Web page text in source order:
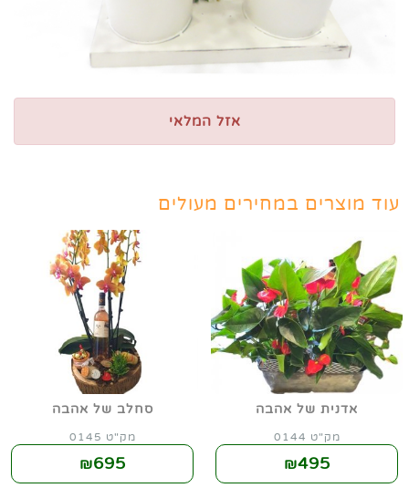
אזל המלאי
עוד מוצרים במחירים מעולים
אדנית של אהבה
מק"ט 0144
₪495
סחלב של אהבה
מק"ט 0145
₪695